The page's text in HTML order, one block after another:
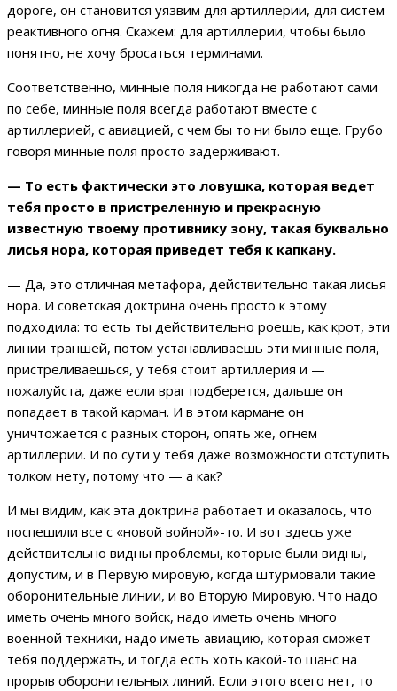
дороге, он становится уязвим для артиллерии, для систем
реактивного огня. Скажем: для артиллерии, чтобы было
понятно, не хочу бросаться терминами.
Соответственно, минные поля никогда не работают сами
по себе, минные поля всегда работают вместе с
артиллерией, с авиацией, с чем бы то ни было еще. Грубо
говоря минные поля просто задерживают.
— То есть фактически это ловушка, которая ведет
тебя просто в пристреленную и прекрасную
известную твоему противнику зону, такая буквально
лисья нора, которая приведет тебя к капкану.
— Да, это отличная метафора, действительно такая лисья
нора. И советская доктрина очень просто к этому
подходила: то есть ты действительно роешь, как крот, эти
линии траншей, потом устанавливаешь эти минные поля,
пристреливаешься, у тебя стоит артиллерия и —
пожалуйста, даже если враг подберется, дальше он
попадает в такой карман. И в этом кармане он
уничтожается с разных сторон, опять же, огнем
артиллерии. И по сути у тебя даже возможности отступить
толком нету, потому что — а как?
И мы видим, как эта доктрина работает и оказалось, что
поспешили все с «новой войной»-то. И вот здесь уже
действительно видны проблемы, которые были видны,
допустим, и в Первую мировую, когда штурмовали такие
оборонительные линии, и во Вторую Мировую. Что надо
иметь очень много войск, надо иметь очень много
военной техники, надо иметь авиацию, которая сможет
тебя поддержать, и тогда есть хоть какой-то шанс на
прорыв оборонительных линий. Если этого всего нет, то